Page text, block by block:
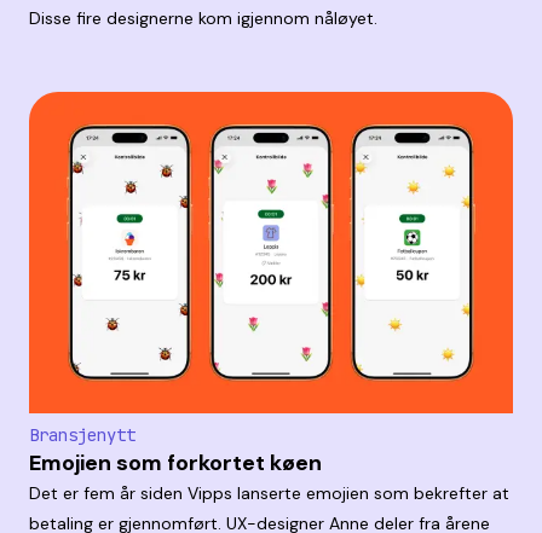
Disse fire designerne kom igjennom nåløyet.
Bransjenytt
Emojien som forkortet køen
Det er fem år siden Vipps lanserte emojien som bekrefter at
betaling er gjennomført. UX-designer Anne deler fra årene